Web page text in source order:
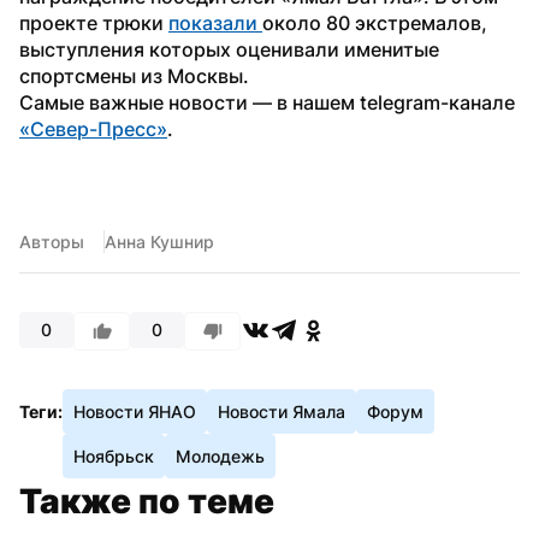
проекте трюки показали около 80 экстремалов,
выступления которых оценивали именитые
спортсмены из Москвы.
«Север-Пресс».
Авторы Анна Кушнир
0 0
Теги: Новости ЯНАО Новости Ямала Форум
Ноябрьск Молодежь
Также по теме